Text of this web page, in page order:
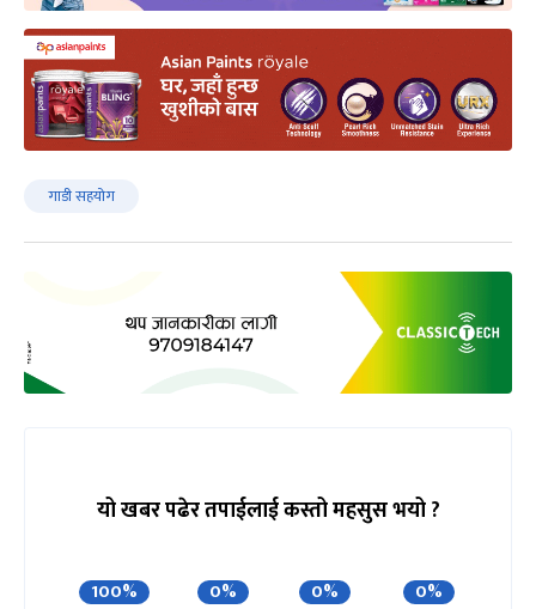
गाडी सहयोग
यो खबर पढेर तपाईलाई कस्तो महसुस भयो ?
100% 0% 0% 0%